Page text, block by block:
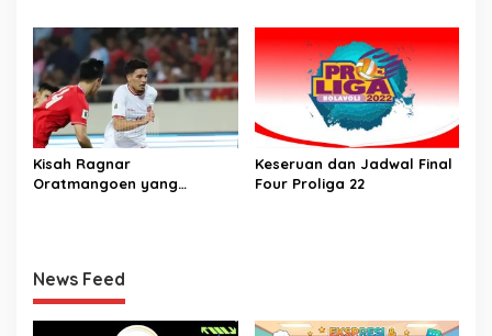
Budidaya Jamur Tiram di
Ujung Kulon
Kisah Ragnar
Oratmangoen yang
Keseruan dan Jadwal Final
Four Proliga 22
News Feed